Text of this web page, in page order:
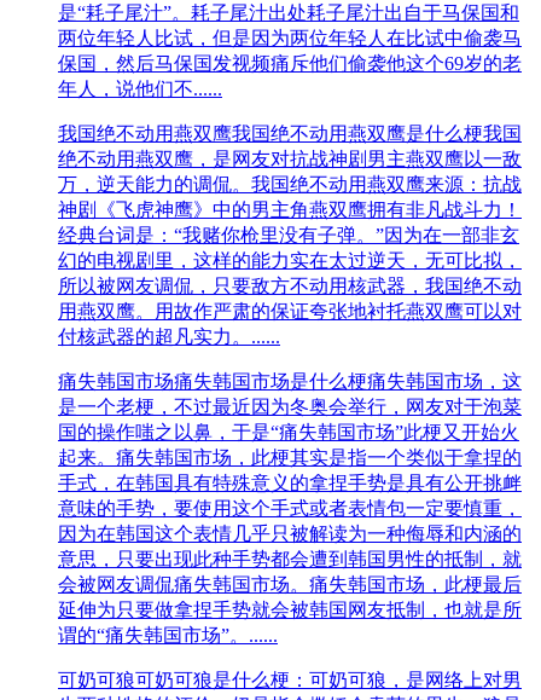
是“耗子尾汁”。耗子尾汁出处耗子尾汁出自于马保国和
两位年轻人比试，但是因为两位年轻人在比试中偷袭马
保国，然后马保国发视频痛斥他们偷袭他这个69岁的老
年人，说他们不......
我国绝不动用燕双鹰我国绝不动用燕双鹰是什么梗我国
绝不动用燕双鹰，是网友对抗战神剧男主燕双鹰以一敌
万，逆天能力的调侃。我国绝不动用燕双鹰来源：抗战
神剧《飞虎神鹰》中的男主角燕双鹰拥有非凡战斗力！
经典台词是：“我赌你枪里没有子弹。”因为在一部非玄
幻的电视剧里，这样的能力实在太过逆天，无可比拟，
所以被网友调侃，只要敌方不动用核武器，我国绝不动
用燕双鹰。用故作严肃的保证夸张地衬托燕双鹰可以对
付核武器的超凡实力。......
痛失韩国市场痛失韩国市场是什么梗痛失韩国市场，这
是一个老梗，不过最近因为冬奥会举行，网友对于泡菜
国的操作嗤之以鼻，于是“痛失韩国市场”此梗又开始火
起来。痛失韩国市场，此梗其实是指一个类似于拿捏的
手式，在韩国具有特殊意义的拿捏手势是具有公开挑衅
意味的手势，要使用这个手式或者表情包一定要慎重，
因为在韩国这个表情几乎只被解读为一种侮辱和内涵的
意思，只要出现此种手势都会遭到韩国男性的抵制，就
会被网友调侃痛失韩国市场。痛失韩国市场，此梗最后
延伸为只要做拿捏手势就会被韩国网友抵制，也就是所
谓的“痛失韩国市场”。......
可奶可狼可奶可狼是什么梗：可奶可狼，是网络上对男